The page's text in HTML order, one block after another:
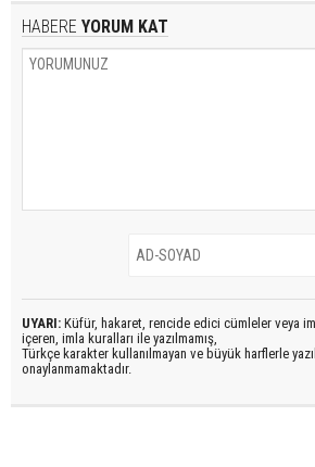
HABERE YORUM KAT
UYARI: Küfür, hakaret, rencide edici cümleler veya
içeren, imla kuralları ile yazılmamış,
Türkçe karakter kullanılmayan ve büyük harflerle
onaylanmamaktadır.